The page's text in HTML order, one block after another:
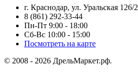
г. Краснодар, ул. Уральская 126/2
8 (861) 292-33-44
Пн-Пт 9:00 - 18:00
Сб-Вс 10:00 - 15:00
Посмотреть на карте
© 2008 - 2026 ДрельМаркет.рф.